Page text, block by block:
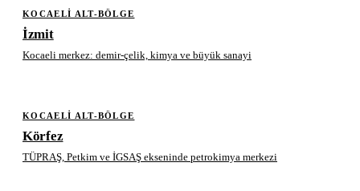
KOCAELI ALT-BÖLGE
İzmit
Kocaeli merkez: demir-çelik, kimya ve büyük sanayi
KOCAELI ALT-BÖLGE
Körfez
TÜPRAŞ, Petkim ve İGSAŞ ekseninde petrokimya merkezi